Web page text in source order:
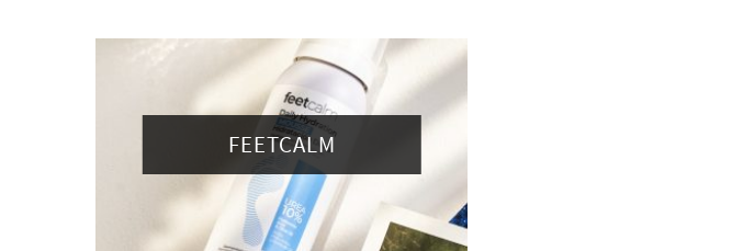
FEETCALM